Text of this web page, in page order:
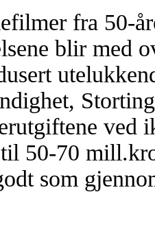
fra 50-
blir med
ved
til 50-70
som